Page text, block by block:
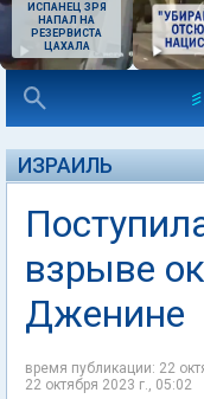
ИСПАНЕЦ ЗРЯ
НАПАЛ НА
РЕЗЕРВИСТА
ЦАХАЛА
ИЗРАИЛЬ
взрыве
Дженине
время публикации: 22
22 октября 2023 г., 05:02